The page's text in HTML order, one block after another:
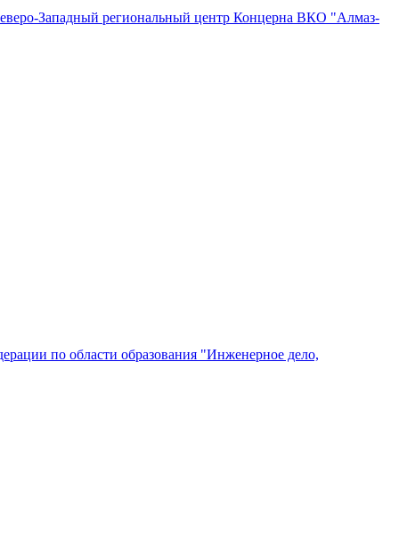
Западный региональный центр Концерна ВКО "Алмаз-
по области образования "Инженерное дело,